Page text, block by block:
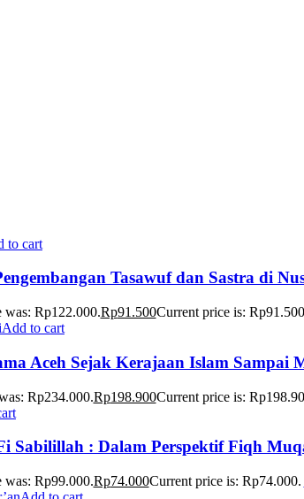
to cart
Tasawuf dan Sastra di
Rp122.000.Rp91.500Current price is:
Add to cart
Aceh Sejak Kerajaan Islam Sampai
Rp234.000.Rp198.900Current price is:
Sabilillah : Dalam Perspektif Fiqh
Rp99.000.Rp74.000Current price is: Rp74.000.